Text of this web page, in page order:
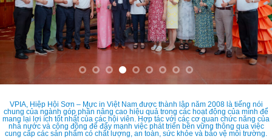
VPIA, Hiệp Hội Sơn – Mực in Việt Nam được thành lập năm 2008 là tiếng nói
chung của ngành góp phần nâng cao hiệu quả trong các hoạt động của mình để
mang lại lợi ích tốt nhất của các hội viên. Hợp tác với các cơ quan chức năng của
nhà nước và cộng đồng để đẩy mạnh việc phát triển bền vững thông qua việc
cung cấp các sản phẩm có chất lượng, an toàn, sức khỏe và bảo vệ môi trường.